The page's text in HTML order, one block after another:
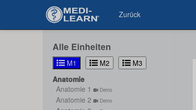
Zurück
Alle Einheiten
M1 M2
M3
Anatomie
Anatomie 1
Demo
Anatomie 2 Demo